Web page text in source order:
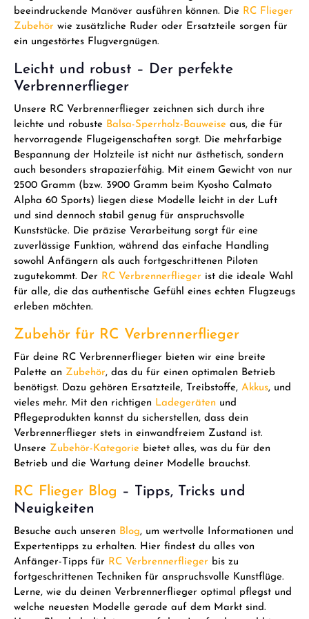
einfacher Aufsicht von Erwachsenen. Nicht für Kinder unter 14 Jahren geeignet.
beeindruckende Manöver ausführen können. Die RC Flieger
Zubehör wie zusätzliche Ruder oder Ersatzteile sorgen für
ein ungestörtes Flugvergnügen.
Leicht und robust – Der perfekte
Verbrennerflieger
Unsere RC Verbrennerflieger zeichnen sich durch ihre
leichte und robuste Balsa-Sperrholz-Bauweise aus, die für
hervorragende Flugeigenschaften sorgt. Die mehrfarbige
Bespannung der Holzteile ist nicht nur ästhetisch, sondern
auch besonders strapazierfähig. Mit einem Gewicht von nur
2500 Gramm (bzw. 3900 Gramm beim Kyosho Calmato
Alpha 60 Sports) liegen diese Modelle leicht in der Luft
und sind dennoch stabil genug für anspruchsvolle
Kunststücke. Die präzise Verarbeitung sorgt für eine
zuverlässige Funktion, während das einfache Handling
sowohl Anfängern als auch fortgeschrittenen Piloten
zugutekommt. Der RC Verbrennerflieger ist die ideale Wahl
für alle, die das authentische Gefühl eines echten Flugzeugs
erleben möchten.
Zubehör für RC Verbrennerflieger
Für deine RC Verbrennerflieger bieten wir eine breite
Palette an Zubehör, das du für einen optimalen Betrieb
benötigst. Dazu gehören Ersatzteile, Treibstoffe, Akkus, und
vieles mehr. Mit den richtigen Ladegeräten und
Pflegeprodukten kannst du sicherstellen, dass dein
Verbrennerflieger stets in einwandfreiem Zustand ist.
Unsere Zubehör-Kategorie bietet alles, was du für den
Betrieb und die Wartung deiner Modelle brauchst.
RC Flieger Blog – Tipps, Tricks und
Neuigkeiten
Besuche auch unseren Blog, um wertvolle Informationen und
Expertentipps zu erhalten. Hier findest du alles von
Anfänger-Tipps für RC Verbrennerflieger bis zu
fortgeschrittenen Techniken für anspruchsvolle Kunstflüge.
Lerne, wie du deinen Verbrennerflieger optimal pflegst und
welche neuesten Modelle gerade auf dem Markt sind.